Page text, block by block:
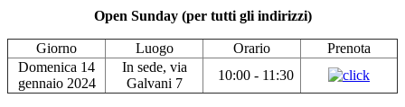
Open Sunday (per tutti gli indirizzi)
Giorno Luogo Orario
Prenota
Domenica 14
gennaio 2024
In sede, via
Galvani 7
10:00 - 11:30